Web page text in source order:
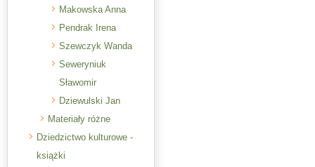
Makowska Anna
Pendrak Irena
Szewczyk Wanda
Seweryniuk
Sławomir
Dziewulski Jan
Materiały różne
Dziedzictwo kulturowe -
książki